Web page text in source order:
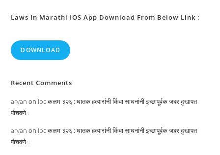
Laws In Marathi IOS App Download From Below Link :
DOWNLOAD
Recent Comments
aryan on Ipc कलम ३२६ : घातक हत्यारांनी किंवा साधनांनी इच्छापूर्वक जबर दुखापत
पोचवणे :
aryan on Ipc कलम ३२६ : घातक हत्यारांनी किंवा साधनांनी इच्छापूर्वक जबर दुखापत
पोचवणे :